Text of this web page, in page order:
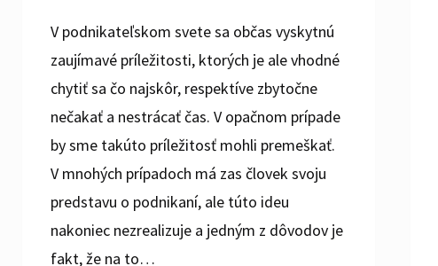
V podnikateľskom svete sa občas vyskytnú
zaujímavé príležitosti, ktorých je ale vhodné
chytiť sa čo najskôr, respektíve zbytočne
nečakať a nestrácať čas. V opačnom prípade
by sme takúto príležitosť mohli premeškať.
V mnohých prípadoch má zas človek svoju
predstavu o podnikaní, ale túto ideu
nakoniec nezrealizuje a jedným z dôvodov je
fakt, že na to…